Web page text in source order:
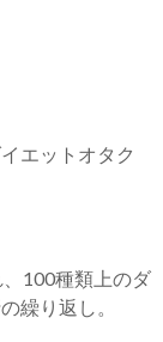
エットオタク
100種類上のダ
繰り返し。